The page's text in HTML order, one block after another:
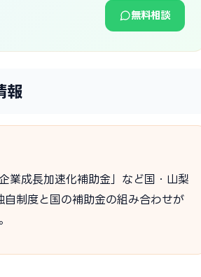
無料相談
報
業成長加速化補助金」など国・山梨
制度と国の補助金の組み合わせが